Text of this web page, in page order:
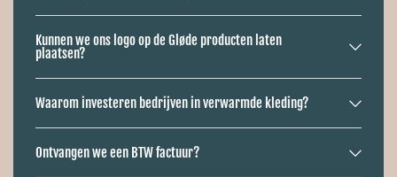
Kunnen we ons logo op de Gløde producten laten
plaatsen?
Waarom investeren bedrijven in verwarmde kleding?
Ontvangen we een BTW factuur?